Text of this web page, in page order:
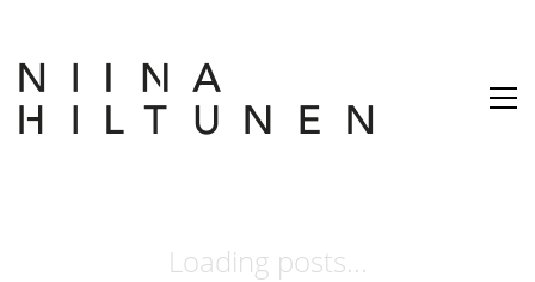
Loading posts...